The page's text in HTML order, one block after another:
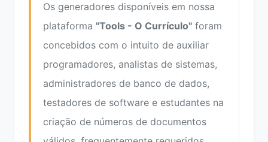
Os generadores disponíveis em nossa
plataforma "Tools - O Currículo" foram
concebidos com o intuito de auxiliar
programadores, analistas de sistemas,
administradores de banco de dados,
testadores de software e estudantes na
criação de números de documentos